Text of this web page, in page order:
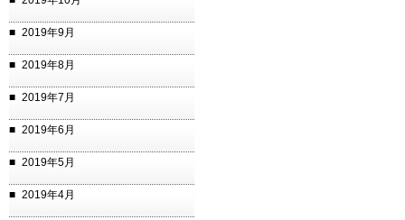
2019年9月
2019年8月
2019年7月
2019年6月
2019年5月
2019年4月